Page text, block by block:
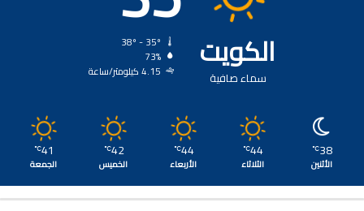
الكويت
سماء صافية
73%
4.15 كيلومتر/ساعة
38
℃
الأثنين
44
℃
الثلاثاء
44
℃
الأربعاء
42
℃
الخميس
41
℃
الجمعة